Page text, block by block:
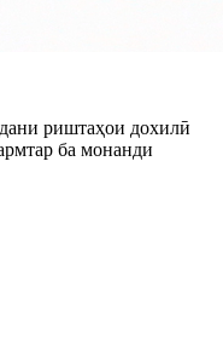
риштаҳои дохилӣ
ба монанди